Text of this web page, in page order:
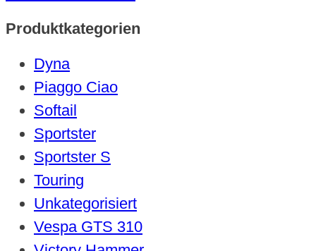
Produktkategorien
Dyna
Piaggo Ciao
Softail
Sportster
Sportster S
Touring
Unkategorisiert
Vespa GTS 310